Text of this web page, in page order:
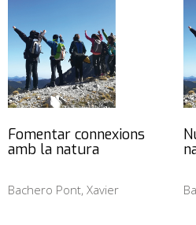
Fomentar connexions
amb la natura
Bachero Pont, Xavier